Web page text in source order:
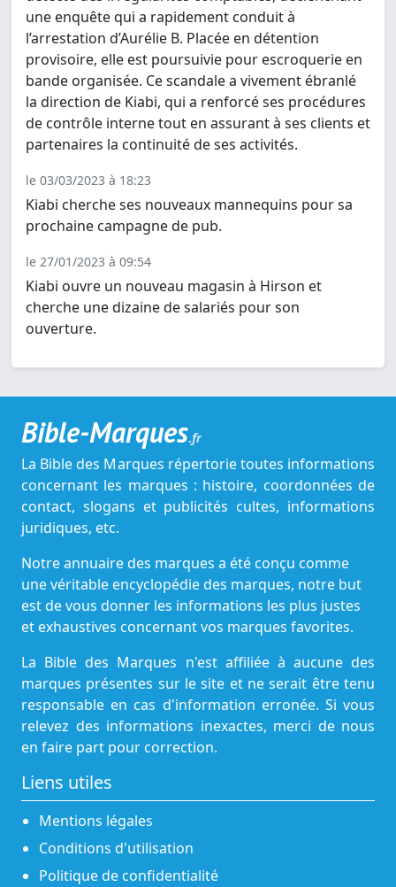
une enquête qui a rapidement conduit à
l’arrestation d’Aurélie B. Placée en détention
provisoire, elle est poursuivie pour escroquerie en
bande organisée. Ce scandale a vivement ébranlé
la direction de Kiabi, qui a renforcé ses procédures
de contrôle interne tout en assurant à ses clients et
partenaires la continuité de ses activités.
le 03/03/2023 à 18:23
Kiabi cherche ses nouveaux mannequins pour sa
prochaine campagne de pub.
le 27/01/2023 à 09:54
Kiabi ouvre un nouveau magasin à Hirson et
cherche une dizaine de salariés pour son
ouverture.
Bible-Marques.fr
La Bible des Marques répertorie toutes informations
concernant les marques : histoire, coordonnées de
contact, slogans et publicités cultes, informations
juridiques, etc.
Notre annuaire des marques a été conçu comme
une véritable encyclopédie des marques, notre but
est de vous donner les informations les plus justes
et exhaustives concernant vos marques favorites.
La Bible des Marques n'est affiliée à aucune des
marques présentes sur le site et ne serait être tenu
responsable en cas d'information erronée. Si vous
relevez des informations inexactes, merci de nous
en faire part pour correction.
Liens utiles
Mentions légales
Conditions d'utilisation
Politique de confidentialité